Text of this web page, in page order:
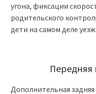
угона, фиксации
родительского
дети на самом деле
Передняя
Дополнительная